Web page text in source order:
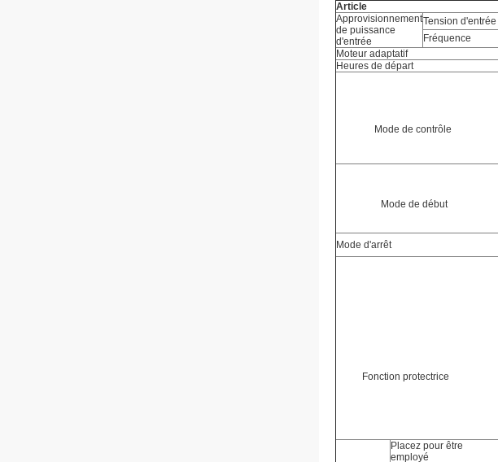
Article
Approvisionnement
de puissance
d'entrée
Tension d'entrée
Fréquence
Moteur adaptatif
Heures de départ
Mode de contrôle
Mode de début
Mode d'arrêt
Fonction protectrice
Placez pour être
employé